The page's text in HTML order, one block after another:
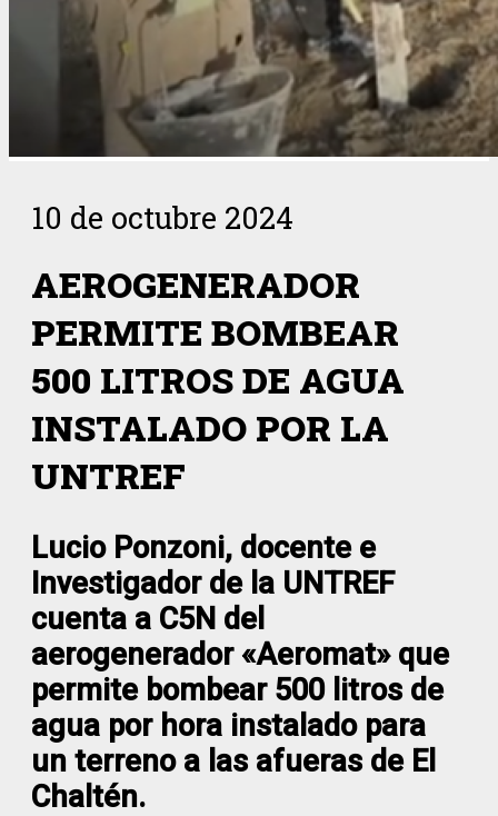
10 de octubre 2024
AEROGENERADOR
PERMITE BOMBEAR
500 LITROS DE AGUA
INSTALADO POR LA
UNTREF
Lucio Ponzoni, docente e
Investigador de la UNTREF
cuenta a C5N del
aerogenerador «Aeromat» que
permite bombear 500 litros de
agua por hora instalado para
un terreno a las afueras de El
Chaltén.